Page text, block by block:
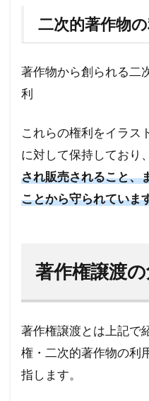
二次的著作物
著作物から創られる二
利
これらの権利をイラス
に対して保持しており、
され販売されること、
ことから守られていま
著作権譲渡
著作権譲渡とは上記で
権・二次的著作物の利
指します。